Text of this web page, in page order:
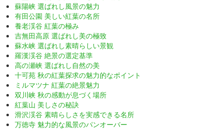
蘇陽峡 選ばれし風景の魅力
有田公園 美しい紅葉の名所
養老渓谷 紅葉の極み
吉無田高原 選ばれし美の極致
蘇水峡 選ばれし素晴らしい景観
羅漢渓谷 絶景の選定基準
高の瀬峡 選ばれし自然の美
十可苑 秋の紅葉探求の魅力的なポイント
ミルマツナ 紅葉の絶景魅力
双川峡 秋の感動が息づく場所
紅葉山 美しさの秘訣
滑沢渓谷 素晴らしさを実感できる名所
万徳寺 魅力的な風景のパンオーバー